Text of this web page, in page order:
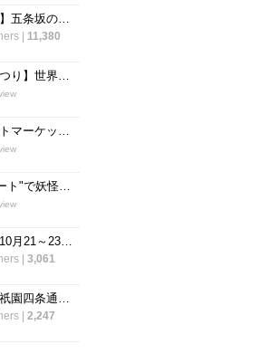
【京都夏の風物詩】五条坂の名物イベント『陶器まつり』が名称改め再始動「五条若宮陶器祭」
| 11,380
【京都三大古本まつり】世界遺産・下鴨神社の糺の森で毎年恒例「下鴨納涼古本まつり」が開催
京都最大級のナイトマーケット「京都夜市」が東本願寺前で開催
京都 "妖怪ストリート"で妖怪フリマ「モノノケ市」&「一条百鬼夜行」開催！
【京都イベント】10月21～23日開催☆京都最大級の大陶器市「清水焼の郷まつり」
| 3,061
【京都エンタメ】祇園四条通り歌舞伎発祥地『京都南座』の夏以降が熱い！注目作品続々☆
| 2,247